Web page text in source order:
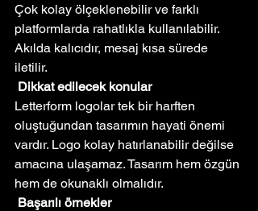
Çok kolay ölçeklenebilir ve farklı
platformlarda rahatlıkla kullanılabilir.
Akılda kalıcıdır, mesaj kısa sürede
iletilir.
Dikkat edilecek konular
Letterform logolar tek bir harften
oluştuğundan tasarımın hayati önemi
vardır. Logo kolay hatırlanabilir değilse
amacına ulaşamaz. Tasarım hem özgün
hem de okunaklı olmalıdır.
Başarılı örnekler